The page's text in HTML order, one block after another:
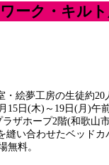
ーク・キル
・絵夢工房の生徒約20
15日(木)～19日(月)午
ザホープ2階(和歌山
縫い合わせたベッドカ
無料。